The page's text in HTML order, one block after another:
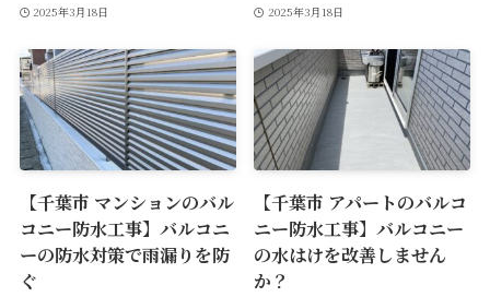
2025年3月18日 2025年3月18日
【千葉市 マンションのバル
コニー防水工事】バルコニ
ーの防水対策で雨漏りを防
ぐ
【千葉市 アパートのバルコ
ニー防水工事】バルコニー
の水はけを改善しません
か？